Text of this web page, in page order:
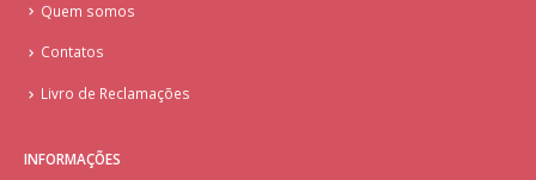
Quem somos
Contatos
Livro de Reclamações
INFORMAÇÕES